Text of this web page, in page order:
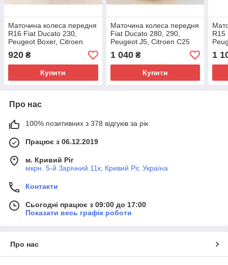
Маточина колеса передня
R16 Fiat Ducato 230,
Peugeot Boxer, Citroen
1307355080, 330766
920 ₴
Купити
Маточина колеса передня
Fiat Ducato 280, 290,
Peugeot J5, Citroen C25
330765
1 040₴
Купити
R15
1
Про нас
100% позитивних з 378 відгуків за рік
Працює з 06.12.2019
м. Кривий Ріг
мкрн. 5-й Зарічний 11к, Кривий Ріг, Україна
Контакти
Сьогодні працює з 09:00 до 17:00
Показати весь графік роботи
Про нас